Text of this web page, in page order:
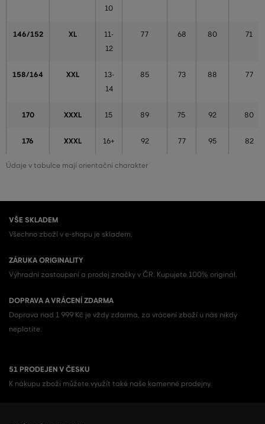
Údaje v tabulce mají orientační charakter
10
146/152 XL
11-
12
77 68 80 71
158/164 XXL
13-
14
85 73 88 77
170 XXXL 15 89 75 92 80
176 XXXL 16+ 92 77 95 82
VŠE SKLADEM
Všechno zboží v e-shopu je skladem.
ZÁRUKA ORIGINALITY
Výhradní zastoupení a prodej značky v ČR. Kupujete 100% originál.
DOPRAVA A VRÁCENÍ ZDARMA
Doprava nad 1 999 Kč je vždy zdarma, za vrácení zboží u nás nikdy
neplatíte.
51 PRODEJEN V ČESKU
K nákupu zboží můžete využít také naše kamenné prodejny.